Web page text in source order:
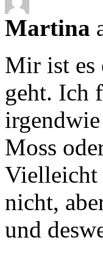
Martina
Mir ist es
geht. Ich
Moss
Vielleicht
nicht,
und